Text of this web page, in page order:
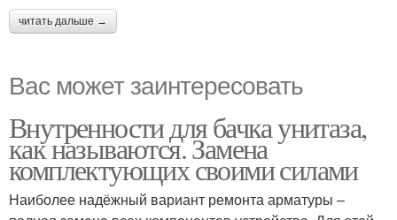
читать дальше →
Вас может заинтересовать
Внутренности для бачка унитаза,
как называются. Замена
комплектующих своими силами
Наиболее надёжный вариант ремонта арматуры –